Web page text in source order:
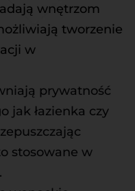
wnętrzom
tworzenie
w
prywatność
jak łazienka czy
stosowane w